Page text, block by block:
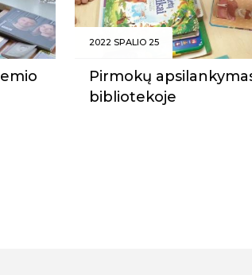
2022 SPALIO 25
Pirmokų
bibliotekoje